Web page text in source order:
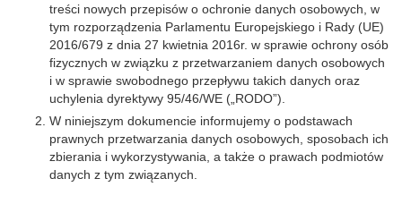
treści nowych przepisów o ochronie danych osobowych, w
tym rozporządzenia Parlamentu Europejskiego i Rady (UE)
2016/679 z dnia 27 kwietnia 2016r. w sprawie ochrony osób
fizycznych w związku z przetwarzaniem danych osobowych
i w sprawie swobodnego przepływu takich danych oraz
uchylenia dyrektywy 95/46/WE („RODO”).
W niniejszym dokumencie informujemy o podstawach
prawnych przetwarzania danych osobowych, sposobach ich
zbierania i wykorzystywania, a także o prawach podmiotów
danych z tym związanych.